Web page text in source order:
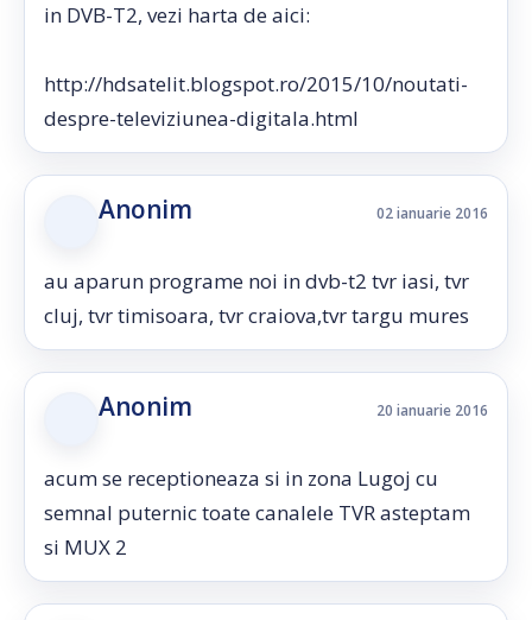
in DVB-T2, vezi harta de aici:
http://hdsatelit.blogspot.ro/2015/10/noutati-
despre-televiziunea-digitala.html
Anonim 02 ianuarie 2016
au aparun programe noi in dvb-t2 tvr iasi, tvr
cluj, tvr timisoara, tvr craiova,tvr targu mures
Anonim 20 ianuarie 2016
acum se receptioneaza si in zona Lugoj cu
semnal puternic toate canalele TVR asteptam
si MUX 2